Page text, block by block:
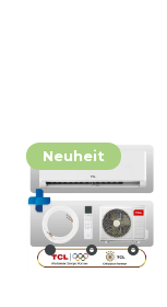
Neuheit